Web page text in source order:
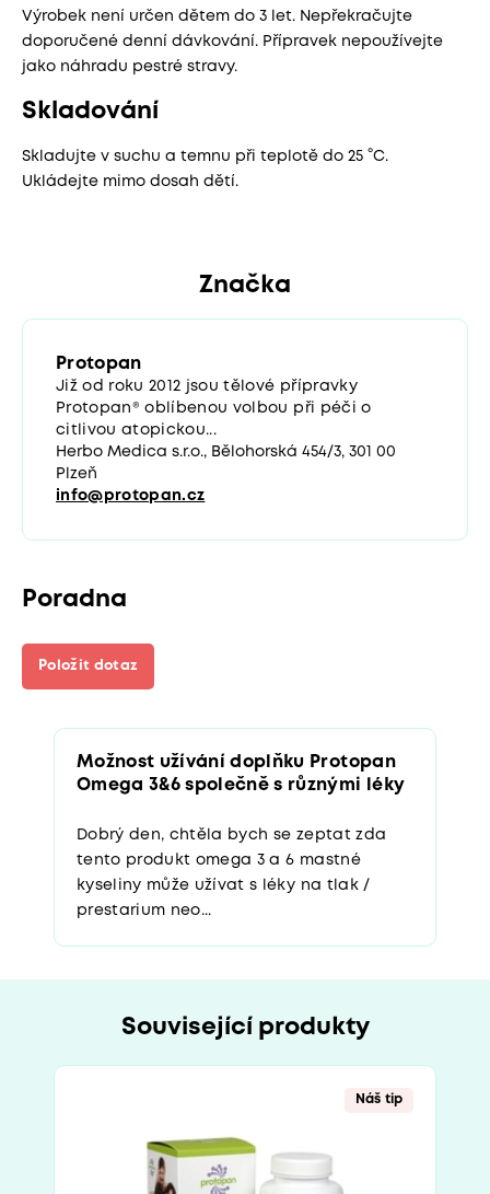
Výrobek není určen dětem do 3 let. Nepřekračujte
doporučené denní dávkování. Přípravek nepoužívejte
jako náhradu pestré stravy.
Skladování
Skladujte v suchu a temnu při teplotě do 25 °C.
Ukládejte mimo dosah dětí.
Značka
Protopan
Již od roku 2012 jsou tělové přípravky
Protopan® oblíbenou volbou při péči o
citlivou atopickou...
Herbo Medica s.r.o., Bělohorská 454/3, 301 00
Plzeň
info@protopan.cz
Poradna
Položit dotaz
Možnost užívání doplňku Protopan
Omega 3&6 společně s různými léky
Dobrý den, chtěla bych se zeptat zda
tento produkt omega 3 a 6 mastné
kyseliny může užívat s léky na tlak /
prestarium neo...
Související produkty
Náš tip